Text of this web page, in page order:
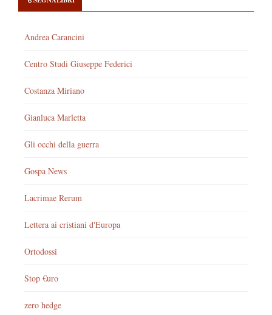
Andrea Carancini
Centro Studi Giuseppe Federici
Costanza Miriano
Gianluca Marletta
Gli occhi della guerra
Gospa News
Lacrimae Rerum
Lettera ai cristiani d'Europa
Ortodossi
Stop €uro
zero hedge